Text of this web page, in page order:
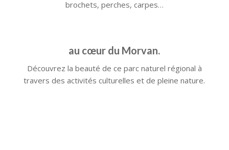
brochets, perches, carpes…
au cœur du Morvan.
Découvrez la beauté de ce parc naturel régional à
travers des activités culturelles et de pleine nature.